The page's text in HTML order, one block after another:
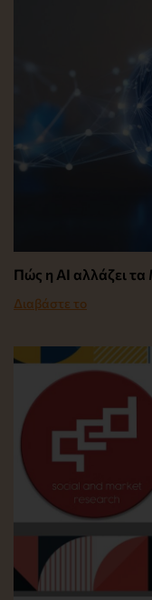
Πώς η AI αλλάζει τα
Διαβάστε το